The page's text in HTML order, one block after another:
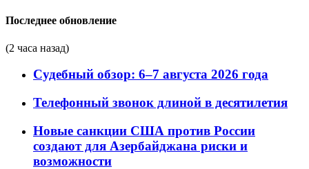
Последнее обновление
(2 часа назад)
Судебный обзор: 6–7 августа 2026 года
Телефонный звонок длиной в десятилетия
Новые санкции США против России
создают для Азербайджана риски и
возможности